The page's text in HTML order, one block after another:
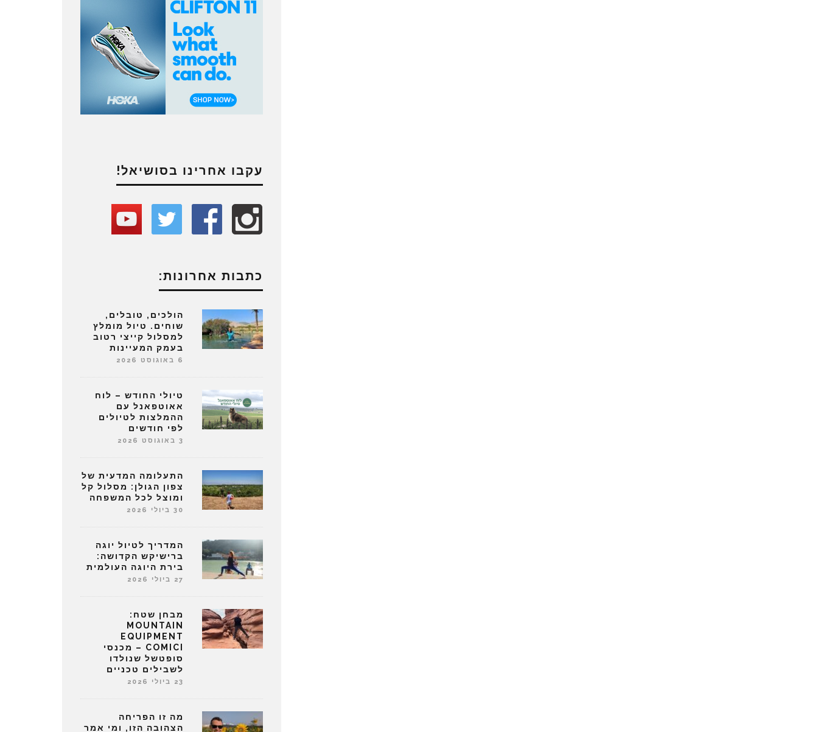
עקבו אחרינו בסושיאל!
כתבות אחרונות:
הולכים, טובלים,
שוחים. טיול מומלץ
למסלול קייצי רטוב
בעמק המעיינות
6 באוגוסט 2026
טיולי החודש – לוח
אאוטפאנל עם
ההמלצות לטיולים
לפי חודשים
3 באוגוסט 2026
התעלומה המדעית של
צפון הגולן: מסלול קל
ומוצל לכל המשפחה
30 ביולי 2026
המדריך לטיול יוגה
ברישיקש הקדושה:
בירת היוגה העולמית
27 ביולי 2026
מבחן שטח:
MOUNTAIN
EQUIPMENT
COMICI – מכנסי
סופטשל שנולדו
לשבילים טכניים
23 ביולי 2026
מה זו הפריחה
הצהובה הזו, ומי אמר